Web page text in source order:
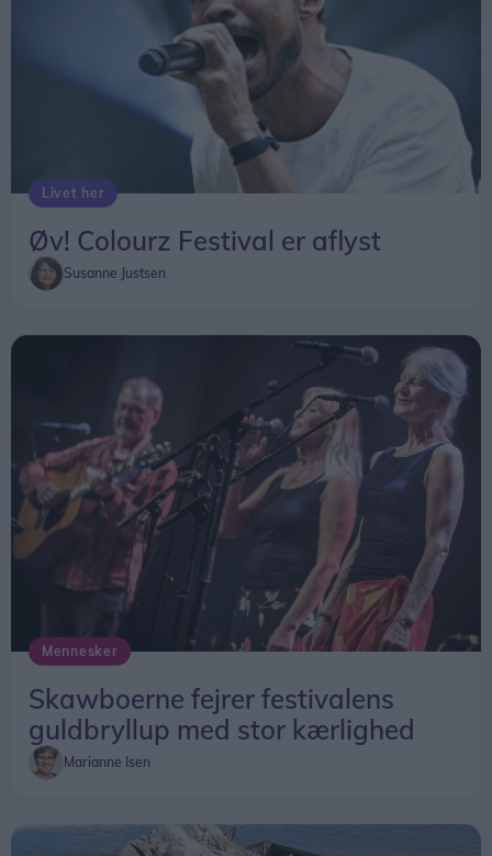
Livet her
Øv! Colourz Festival er aflyst
Susanne Justsen
Mennesker
Skawboerne fejrer festivalens
guldbryllup med stor kærlighed
Marianne Isen